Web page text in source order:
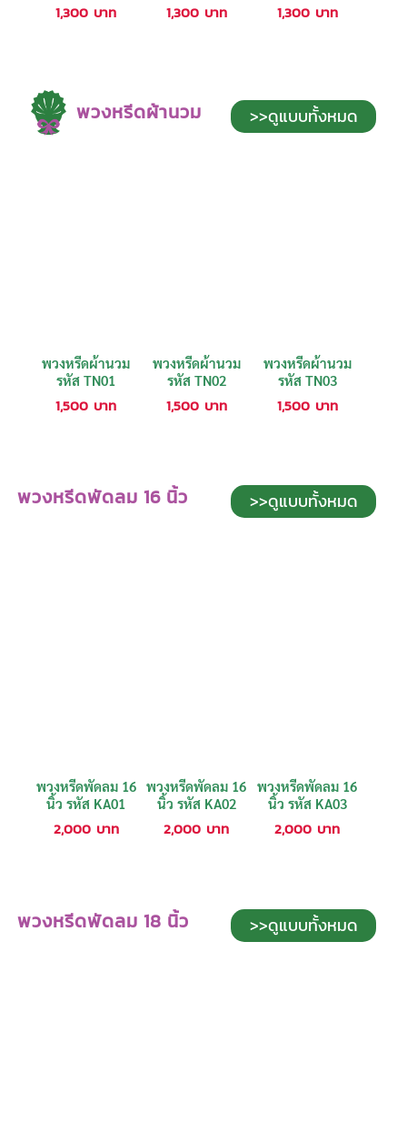
1,300 บาท 1,300 บาท 1,300 บาท
พวงหรีดผ้านวม >>ดูแบบทั้งหมด
พวงหรีดผ้านวม
รหัส TN01
1,500 บาท
พวงหรีดผ้านวม
รหัส TN02
1,500 บาท
พวงหรีดผ้านวม
รหัส TN03
1,500 บาท
พวงหรีดพัดลม 16 นิ้ว >>ดูแบบทั้งหมด
พวงหรีดพัดลม 16
นิ้ว รหัส KA01
2,000 บาท
พวงหรีดพัดลม 16
นิ้ว รหัส KA02
2,000 บาท
พวงหรีดพัดลม 16
นิ้ว รหัส KA03
2,000 บาท
พวงหรีดพัดลม 18 นิ้ว >>ดูแบบทั้งหมด